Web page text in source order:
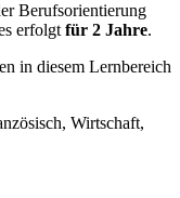
Berufsorientierung
erfolgt für 2 Jahre.
in diesem Lernbereich
Wirtschaft,